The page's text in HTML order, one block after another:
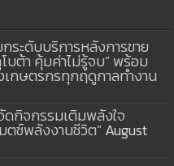
ระดับบริการหลังการขาย
บต้า คุ้มค่าไม่รู้จบ” พร้อม
กษตรกรทุกฤดูกาลทำงาน
ดกิจกรรมเติมพลังใจ
ตช์พลังงานชีวิต”August